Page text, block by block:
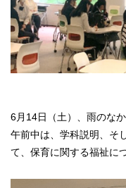
6月14日（土）、雨のな
午前中は、学科説明、そ
て、保育に関する福祉に